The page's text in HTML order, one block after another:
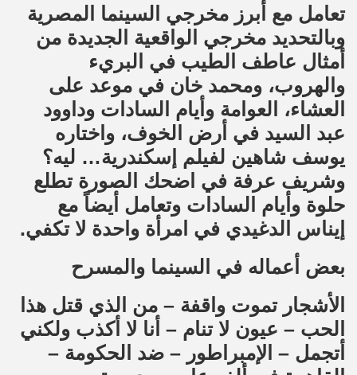
تعامل مع أبرز مخرجي السينما المصرية
وبالتحديد مخرجي الواقعية الجديدة من
أمثال عاطف الطيب في البريء
والهروب، ومحمد خان في موعد على
العشاء، العوامة وأيام السادات وداوود
عبد السيد في أرض الخوف، واختاره
يوسف شاهين لفيلم إسكندرية… ليه؟
وشريف عرفة في اضحك الصورة تطلع
حلوة وأيام السادات وتعامل أيضاً مع
إيناس الدغيدي في امرأة واحدة لا تكفي.
بعض أعماله في السينما والمسرح
الأشجار تموت واقفة – من الذي قتل هذا
الحب – عيون لا تنام – أنا لا أكذب ولكني
أتجمل – الإمبراطور – ضد الحكومة –